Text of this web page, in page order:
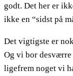
godt. Det her er
ikke en “sidst på
Det vigtigste er
Og vi bor desværre
ligefrem noget vi